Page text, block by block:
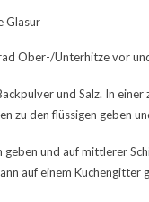
Glasur
Ober-/Unterhitze vor
und Salz. In
zu den flüssigen geben
und auf mittlerer
auf einem Kuchengitter